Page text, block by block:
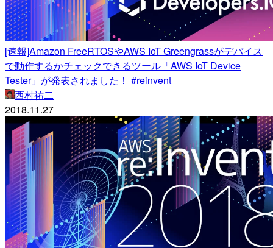
[速報]Amazon FreeRTOSやAWS IoT Greengrassがデバイス
で動作するかチェックできるツール「AWS IoT Device
Tester」が発表されました！ #reinvent
西村祐二
2018.11.27